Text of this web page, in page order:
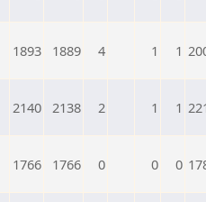
1893 1889 4 1 1
2140 2138 2 1 1
1766 1766 0 0 0